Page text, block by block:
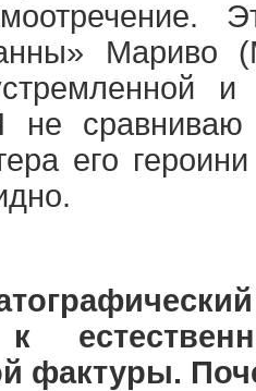
Мариво
не
его
фактуры.